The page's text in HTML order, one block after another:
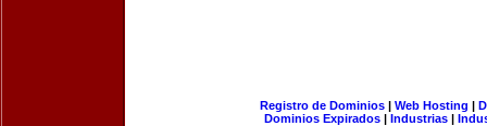
Registro de Dominios| Web Hosting |
Dominios Expirados | Industrias |